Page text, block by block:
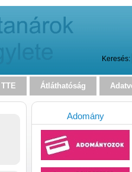
Keresés:
TTE Átláthatóság
Adomány